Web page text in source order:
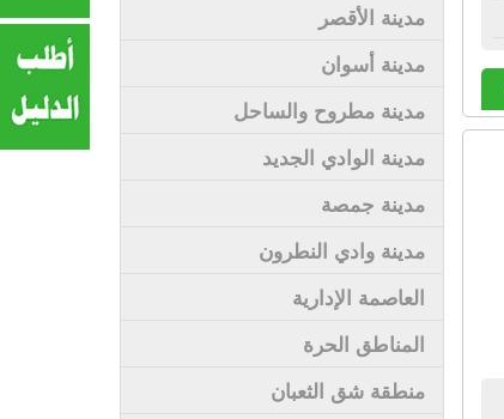
مدينة الأقصر
مدينة أسوان
مدينة مطروح والساحل
مدينة الوادي الجديد
مدينة جمصة
مدينة وادي النطرون
العاصمة الإدارية
المناطق الحرة
منطقة شق الثعبان